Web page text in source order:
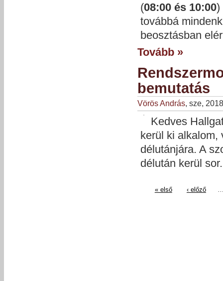
(08:00 és 10:00)
továbbá
beosztásban
Tovább »
bemutatás
Vörös András, sze,
Kedves
kerül ki alkalom,
délutánjára. A
délután kerül sor.
« első ‹ előző